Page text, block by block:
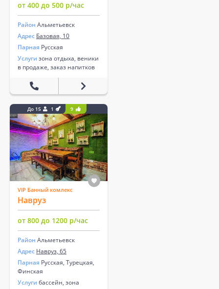
от 400 до 500 р/час
Район Альметьевск
Адрес Базовая, 10
Парная Русская
Услуги зона отдыха, веники
в продаже, заказ напитков
До 15 1 9
VIP Банный комлекс
Навруз
от 800 до 1200 р/час
Район Альметьевск
Адрес Навруз, 65
Парная Русская, Турецкая,
Финская
Услуги бассейн, зона